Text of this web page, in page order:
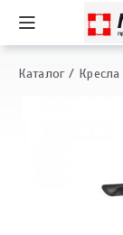
Каталог